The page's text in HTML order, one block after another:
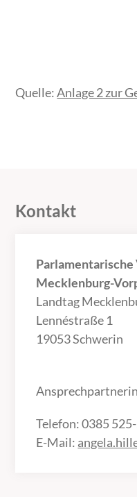
Quelle:Anlage 2 zur
Kontakt
Mecklenburg-
Landtag
Lennéstraße 1
19053 Schwerin
Telefon: 0385
E-Mail: